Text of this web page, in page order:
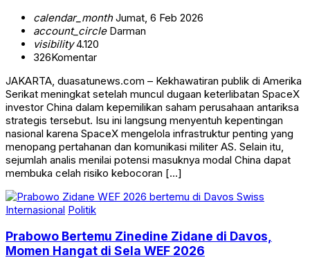
calendar_monthJumat, 6 Feb 2026
account_circleDarman
visibility4.120
326Komentar
JAKARTA, duasatunews.com – Kekhawatiran publik di Amerika
Serikat meningkat setelah muncul dugaan keterlibatan SpaceX
investor China dalam kepemilikan saham perusahaan antariksa
strategis tersebut. Isu ini langsung menyentuh kepentingan
nasional karena SpaceX mengelola infrastruktur penting yang
menopang pertahanan dan komunikasi militer AS. Selain itu,
sejumlah analis menilai potensi masuknya modal China dapat
membuka celah risiko kebocoran […]
Internasional Politik
Prabowo Bertemu Zinedine Zidane di Davos,
Momen Hangat di Sela WEF 2026